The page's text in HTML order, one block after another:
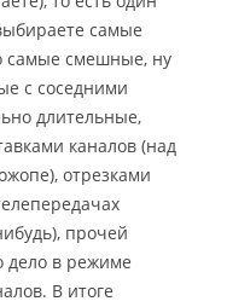
самые
самые смешные, ну
с соседними
длительные,
каналов (над
отрезками
прочей
дело в режиме
В итоге